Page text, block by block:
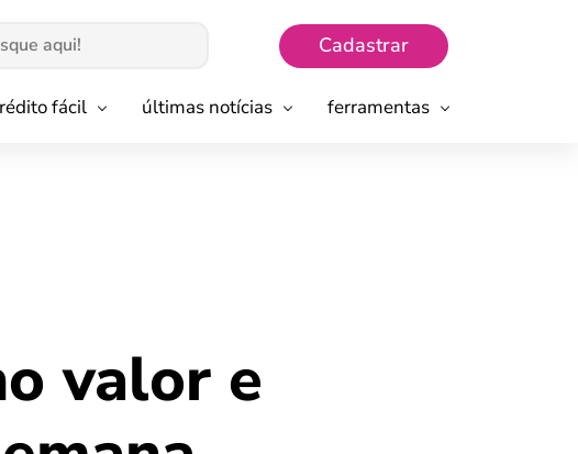
Cadastrar
fácil últimas notícias ferramentas
valor e